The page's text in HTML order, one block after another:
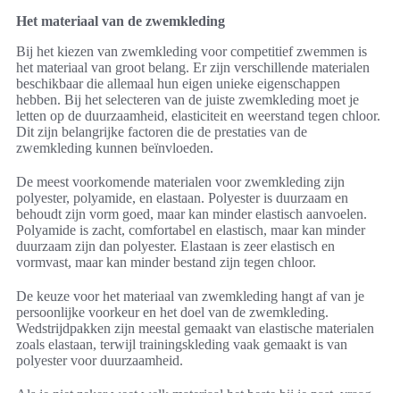
Het materiaal van de zwemkleding
Bij het kiezen van zwemkleding voor competitief zwemmen is
het materiaal van groot belang. Er zijn verschillende materialen
beschikbaar die allemaal hun eigen unieke eigenschappen
hebben. Bij het selecteren van de juiste zwemkleding moet je
letten op de duurzaamheid, elasticiteit en weerstand tegen chloor.
Dit zijn belangrijke factoren die de prestaties van de
zwemkleding kunnen beïnvloeden.
De meest voorkomende materialen voor zwemkleding zijn
polyester, polyamide, en elastaan. Polyester is duurzaam en
behoudt zijn vorm goed, maar kan minder elastisch aanvoelen.
Polyamide is zacht, comfortabel en elastisch, maar kan minder
duurzaam zijn dan polyester. Elastaan is zeer elastisch en
vormvast, maar kan minder bestand zijn tegen chloor.
De keuze voor het materiaal van zwemkleding hangt af van je
persoonlijke voorkeur en het doel van de zwemkleding.
Wedstrijdpakken zijn meestal gemaakt van elastische materialen
zoals elastaan, terwijl trainingskleding vaak gemaakt is van
polyester voor duurzaamheid.